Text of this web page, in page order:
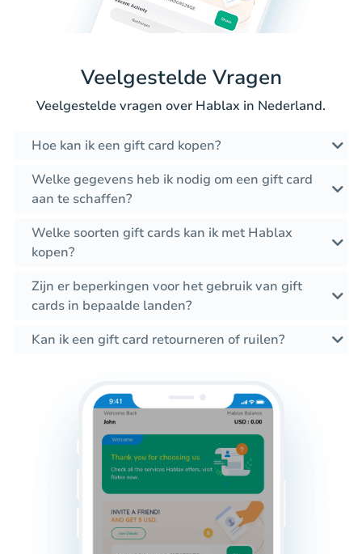
Veelgestelde Vragen
Veelgestelde vragen over Hablax in Nederland.
Hoe kan ik een gift card kopen?
Welke gegevens heb ik nodig om een gift card
aan te schaffen?
Welke soorten gift cards kan ik met Hablax
kopen?
Zijn er beperkingen voor het gebruik van gift
cards in bepaalde landen?
Kan ik een gift card retourneren of ruilen?